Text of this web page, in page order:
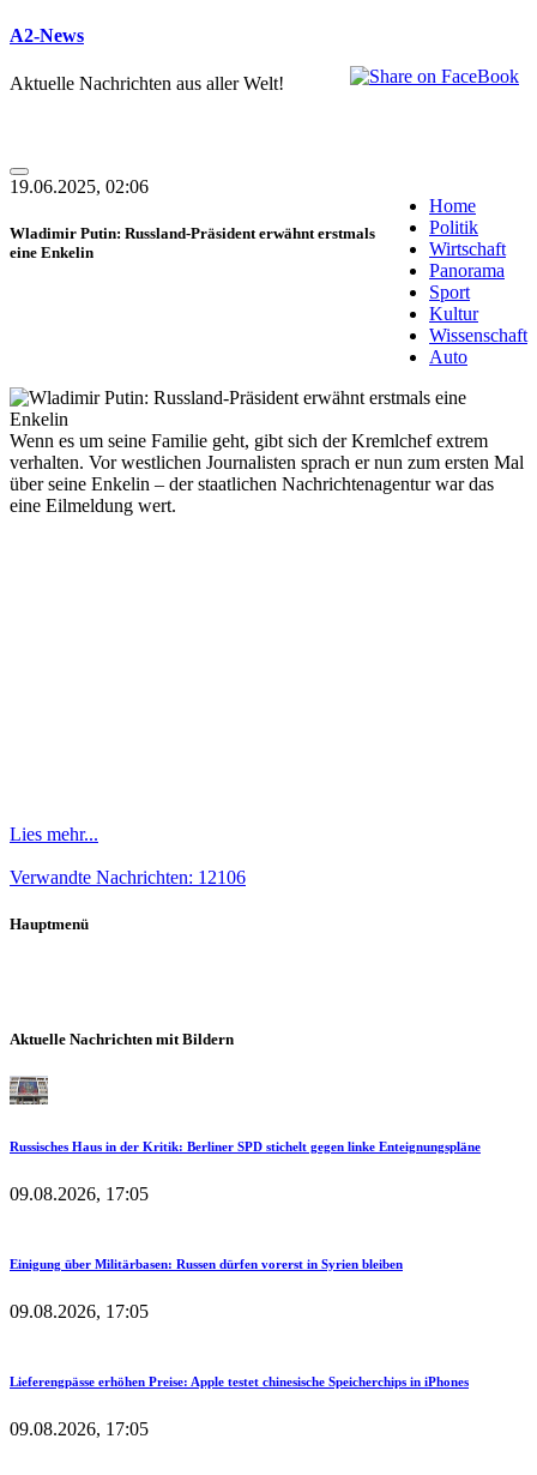
A2-News
Aktuelle Nachrichten aus aller Welt!
Home
Politik
Wirtschaft
Panorama
Sport
Kultur
Wissenschaft
Auto
19.06.2025, 02:06
Wladimir Putin: Russland-Präsident erwähnt erstmals
eine Enkelin
Wenn es um seine Familie geht, gibt sich der Kremlchef extrem
verhalten. Vor westlichen Journalisten sprach er nun zum ersten Mal
über seine Enkelin – der staatlichen Nachrichtenagentur war das
eine Eilmeldung wert.
Lies mehr...
Verwandte Nachrichten: 12106
Hauptmenü
Aktuelle Nachrichten mit Bildern
Russisches Haus in der Kritik: Berliner SPD stichelt gegen linke Enteignungspläne
09.08.2026, 17:05
Einigung über Militärbasen: Russen dürfen vorerst in Syrien bleiben
09.08.2026, 17:05
Lieferengpässe erhöhen Preise: Apple testet chinesische Speicherchips in iPhones
09.08.2026, 17:05